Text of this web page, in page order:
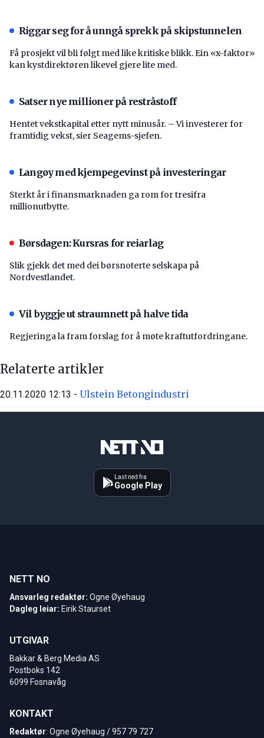
Riggar seg for å unngå sprekk på skipstunnelen
Få prosjekt vil bli følgt med like kritiske blikk. Ein «x-faktor»
kan kystdirektøren likevel gjere lite med.
Satser nye millioner på restråstoff
Hentet vekstkapital etter nytt minusår. – Vi investerer for
framtidig vekst, sier Seagems-sjefen.
Langøy med kjempegevinst på investeringar
Sterkt år i finansmarknaden ga rom for tresifra
millionutbytte.
Børsdagen: Kursras for reiarlag
Slik gjekk det med dei børsnoterte selskapa på
Nordvestlandet.
Vil byggje ut straumnett på halve tida
Regjeringa la fram forslag for å møte kraftutfordringane.
Relaterte artikler
20.11.2020 12:13 - Ulstein Betongindustri
Last ned fra
Google Play
NETT NO
Ansvarleg redaktør: Ogne Øyehaug
Dagleg leiar: Eirik Staurset
UTGIVAR
Bakkar & Berg Media AS
Postboks 142
6099 Fosnavåg
KONTAKT
Redaktør: Ogne Øyehaug / 957 79 727